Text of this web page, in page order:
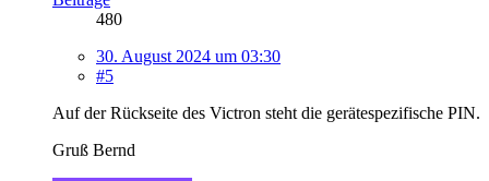
480
30. August 2024 um 03:30
#5
Auf der Rückseite des Victron steht die gerätespezifische PIN.
Gruß Bernd